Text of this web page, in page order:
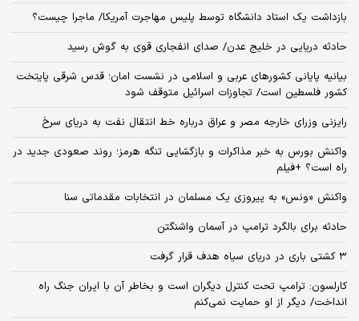
بازداشت یک استاد دانشگاه توسط پلیس مهاجرت آمریکا/ ماجرا چیست؟
حادثه دریایی در خلیج عدن/ صدای انفجاری قوی به گوش رسید
بیانیه پایانی کشورهای عربی و اسلامی در نشست امان؛ قدس شرقی پایتخت
کشور فلسطین است/ تجاوزات اسرائیل متوقف شود
رایزنی وزرای خارجه مصر و عراق درباره خط انتقال نفت به دریای سرخ
واکنش بورس به خبر مذاکرات و بازگشایی تنگه هرمز؛ روند صعودی جدید در
راه است؟ +فیلم
واکنش «ونس» به پیروزی یک مسلمان در انتخابات مقدماتی سنا
حادثه برای بالگرد ترامپ در آسمان واشنگتن
۳ کشتی باری در دریای سیاه هدف قرار گرفت
کارلسون: ترامپ تحت کنترل دیگران است و بخاطر آن با ایران جنگ راه
انداخت/ دیگر از او حمایت نمی‌کنم